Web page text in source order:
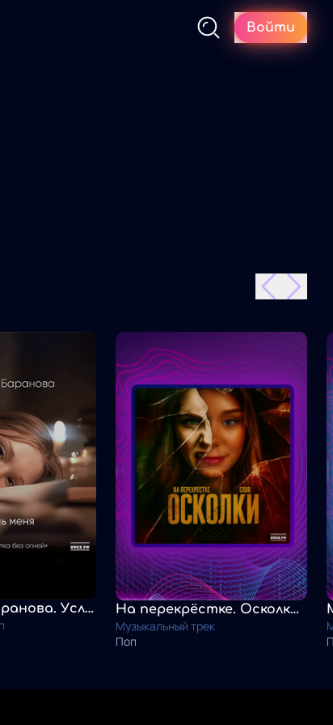
Войти
Катерина Баранова. Услышь меня На перекрёстке. Осколки слов
Музыкальный трек
Поп